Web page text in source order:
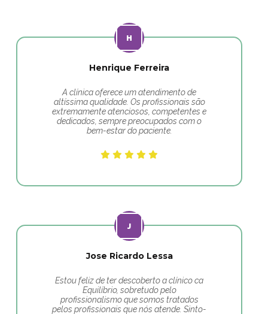
Henrique Ferreira
A clínica oferece um atendimento de
altíssima qualidade. Os profissionais são
extremamente atenciosos, competentes e
dedicados, sempre preocupados com o
bem-estar do paciente.
Jose Ricardo Lessa
Estou feliz de ter descoberto a clínico ca
Equilíbrio, sobretudo pelo
profissionalismo que somos tratados
pelos profissionais que nós atende. Sinto-